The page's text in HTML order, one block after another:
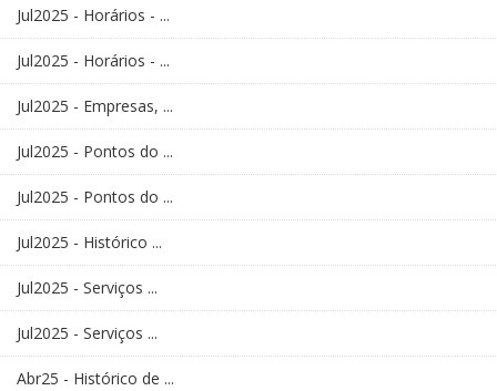
Jul2025 - Horários - ...
Jul2025 - Horários - ...
Jul2025 - Empresas, ...
Jul2025 - Pontos do ...
Jul2025 - Pontos do ...
Jul2025 - Histórico ...
Jul2025 - Serviços ...
Jul2025 - Serviços ...
Abr25 - Histórico de ...